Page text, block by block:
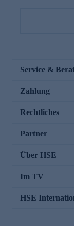
Service &
Zahlung
Rechtliches
Partner
Über HSE
Im TV
HSE